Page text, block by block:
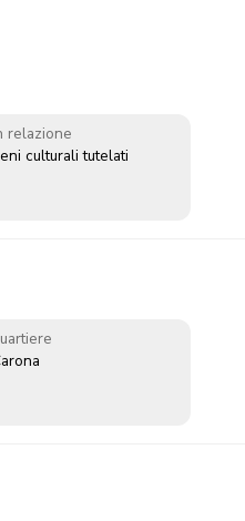
relazione
culturali tutelati